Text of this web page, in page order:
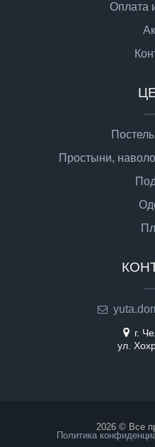
Оплата
Простыни,
г.
ул.
2026 © Все
Политика